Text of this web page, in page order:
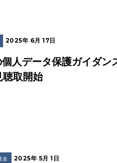
2025年 6月 17日
人データ保護ガイダン
聴取開始
金 2025年 5月 1日